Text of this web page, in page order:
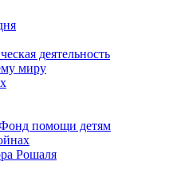
деятельность
миру
помощи детям
Рошаля